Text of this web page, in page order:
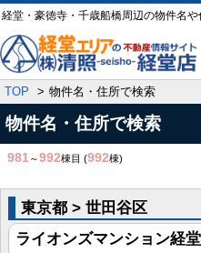
経堂・豪徳寺・千歳船橋周辺の物件名
TOP 物件名・住所で検索
物件名・住所で検索
981～992棟目 (992棟)
東京都 > 世田谷区
ライオンズマンション経